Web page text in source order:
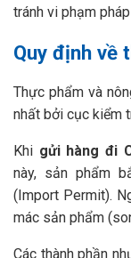
tránh vi phạm
Quy định về
Thực phẩm và
nhất bởi cục kiểm
Khi gửi hàng đi
này, sản phẩm
(Import Permit).
mác sản phẩm
Các thành phần